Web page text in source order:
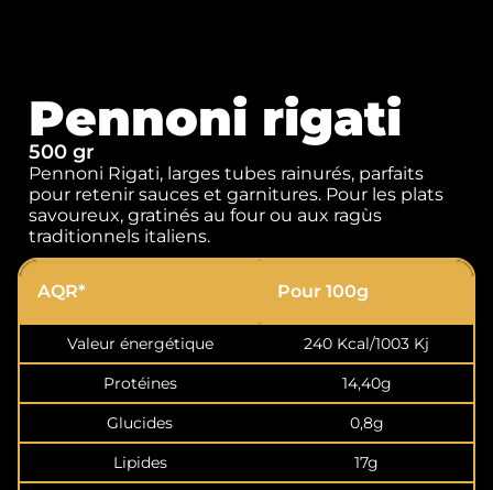
Pennoni rigati
500 gr
Pennoni Rigati, larges tubes rainurés, parfaits
pour retenir sauces et garnitures. Pour les plats
savoureux, gratinés au four ou aux ragùs
traditionnels italiens.
AQR* Pour 100g
Valeur énergétique
240 Kcal/1003 Kj
Protéines
14,40g
Glucides
0,8g
Lipides
17g